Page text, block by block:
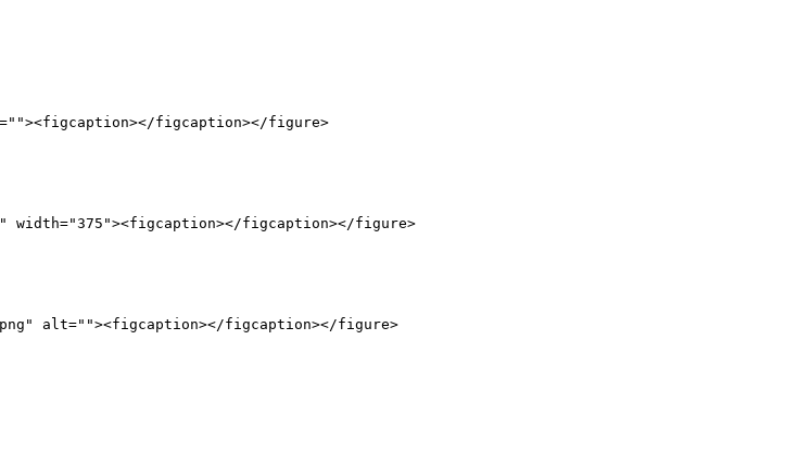
figcaption></figure>
figcaption></figure>
alt=""><figcaption></figcaption></figure>